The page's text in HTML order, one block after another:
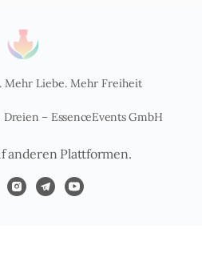
Mehr Liebe. Mehr Freiheit
– EssenceEvents GmbH
anderen Plattformen.